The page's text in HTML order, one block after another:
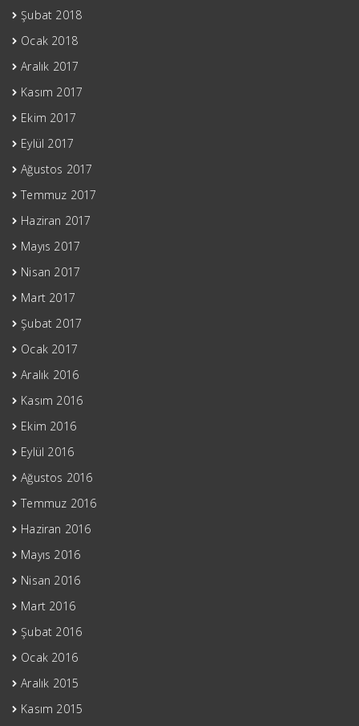
Şubat 2018
Ocak 2018
Aralık 2017
Kasım 2017
Ekim 2017
Eylül 2017
Ağustos 2017
Temmuz 2017
Haziran 2017
Mayıs 2017
Nisan 2017
Mart 2017
Şubat 2017
Ocak 2017
Aralık 2016
Kasım 2016
Ekim 2016
Eylül 2016
Ağustos 2016
Temmuz 2016
Haziran 2016
Mayıs 2016
Nisan 2016
Mart 2016
Şubat 2016
Ocak 2016
Aralık 2015
Kasım 2015